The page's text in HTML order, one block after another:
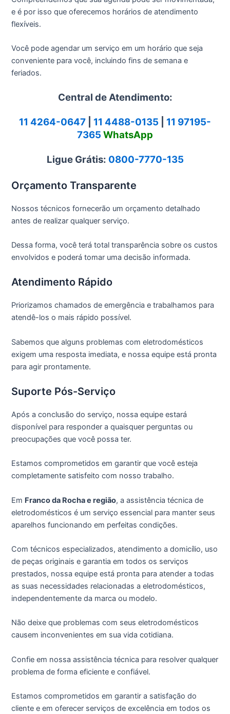
e é por isso que oferecemos horários de atendimento
flexíveis.
Você pode agendar um serviço em um horário que seja
conveniente para você, incluindo fins de semana e
feriados.
Central de Atendimento:
11 4264-0647 11 4488-0135
11 97195-
7365 WhatsApp
Ligue Grátis: 0800-7770-135
Orçamento Transparente
Nossos técnicos fornecerão um orçamento detalhado
antes de realizar qualquer serviço.
Dessa forma, você terá total transparência sobre os custos
envolvidos e poderá tomar uma decisão informada.
Atendimento Rápido
Priorizamos chamados de emergência e trabalhamos para
atendê-los o mais rápido possível.
Sabemos que alguns problemas com eletrodomésticos
exigem uma resposta imediata, e nossa equipe está pronta
para agir prontamente.
Suporte Pós-Serviço
Após a conclusão do serviço, nossa equipe estará
disponível para responder a quaisquer perguntas ou
preocupações que você possa ter.
Estamos comprometidos em garantir que você esteja
completamente satisfeito com nosso trabalho.
Em Franco da Rocha e região, a assistência técnica de
eletrodomésticos é um serviço essencial para manter seus
aparelhos funcionando em perfeitas condições.
Com técnicos especializados, atendimento a domicílio, uso
de peças originais e garantia em todos os serviços
prestados, nossa equipe está pronta para atender a todas
as suas necessidades relacionadas a eletrodomésticos,
independentemente da marca ou modelo.
Não deixe que problemas com seus eletrodomésticos
causem inconvenientes em sua vida cotidiana.
Confie em nossa assistência técnica para resolver qualquer
problema de forma eficiente e confiável.
Estamos comprometidos em garantir a satisfação do
cliente e em oferecer serviços de excelência em todos os